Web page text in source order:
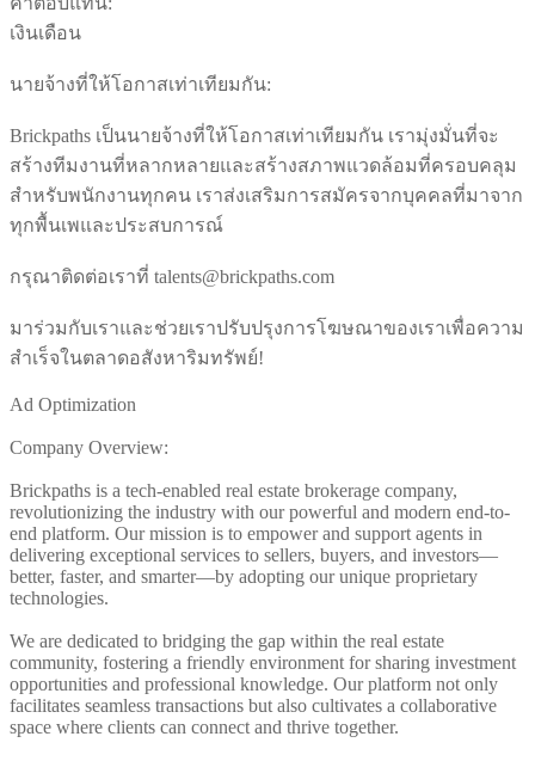
เงินเดือน
นายจ้างที่ให้โอกาสเท่าเทียมกัน:
Brickpaths เป็นนายจ้างที่ให้โอกาสเท่าเทียมกัน เรามุ่งมั่นที่จะ
สร้างทีมงานที่หลากหลายและสร้างสภาพแวดล้อมที่ครอบคลุม
สำหรับพนักงานทุกคน เราส่งเสริมการสมัครจากบุคคลที่มาจาก
ทุกพื้นเพและประสบการณ์
กรุณาติดต่อเราที่ talents@brickpaths.com
มาร่วมกับเราและช่วยเราปรับปรุงการโฆษณาของเราเพื่อความ
สำเร็จในตลาดอสังหาริมทรัพย์!
Ad Optimization
Company Overview:
Brickpaths is a tech-enabled real estate brokerage company,
revolutionizing the industry with our powerful and modern end-to-
end platform. Our mission is to empower and support agents in
delivering exceptional services to sellers, buyers, and investors—
better, faster, and smarter—by adopting our unique proprietary
technologies.
We are dedicated to bridging the gap within the real estate
community, fostering a friendly environment for sharing investment
opportunities and professional knowledge. Our platform not only
facilitates seamless transactions but also cultivates a collaborative
space where clients can connect and thrive together.